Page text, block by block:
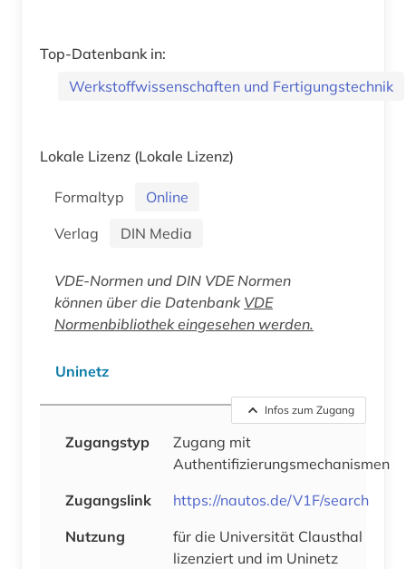
Top-Datenbank in:
Werkstoffwissenschaften und Fertigungstechnik
Lokale Lizenz (Lokale Lizenz)
Formaltyp
Online
Verlag
DIN Media
VDE-Normen und DIN VDE Normen
können über die Datenbank VDE
Normenbibliothek eingesehen werden.
Uninetz
Infos zum Zugang
Zugangstyp
Zugang mit
Authentifizierungsmechanismen
Zugangslink
https://nautos.de/V1F/search
Nutzung
für die Universität Clausthal
lizenziert und im Uninetz